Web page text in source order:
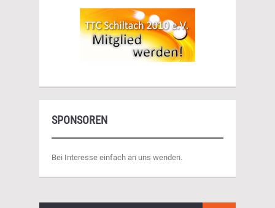
SPONSOREN
Bei Interesse einfach an uns wenden.